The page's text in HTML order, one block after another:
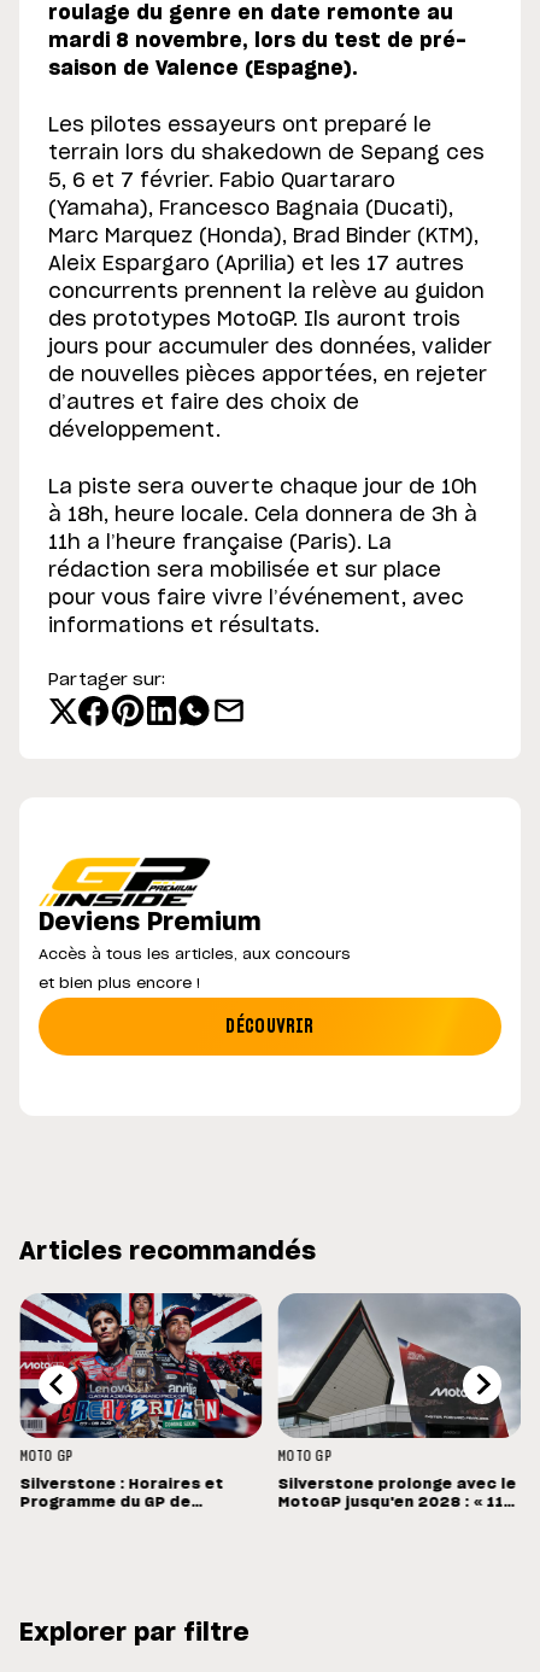
roulage du genre en date remonte au
mardi 8 novembre, lors du test de pré-
saison de Valence (Espagne).
Les pilotes essayeurs ont preparé le
terrain lors du shakedown de Sepang ces
5, 6 et 7 février. Fabio Quartararo
(Yamaha), Francesco Bagnaia (Ducati),
Marc Marquez (Honda), Brad Binder (KTM),
Aleix Espargaro (Aprilia) et les 17 autres
concurrents prennent la relève au guidon
des prototypes MotoGP. Ils auront trois
jours pour accumuler des données, valider
de nouvelles pièces apportées, en rejeter
d’autres et faire des choix de
développement.
La piste sera ouverte chaque jour de 10h
à 18h, heure locale. Cela donnera de 3h à
11h a l’heure française (Paris). La
rédaction sera mobilisée et sur place
pour vous faire vivre l’événement, avec
informations et résultats.
Partager sur:
Deviens Premium
Accès à tous les articles, aux concours
et bien plus encore !
DÉCOUVRIR
Articles recommandés
MOTO GP
Silverstone : Horaires et
Programme du GP de
MOTO GP
Silverstone prolonge avec le
MotoGP jusqu'en 2028 : « 11
Explorer par filtre